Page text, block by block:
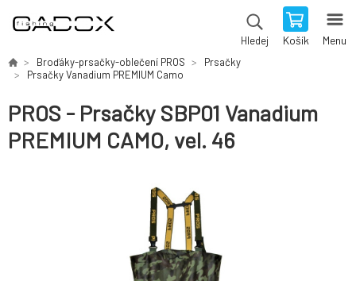
Hledej Košík Menu
Broďáky-prsačky-oblečení PROS
Prsačky
Prsačky Vanadium PREMIUM Camo
PROS - Prsačky SBP01 Vanadium
PREMIUM CAMO, vel. 46